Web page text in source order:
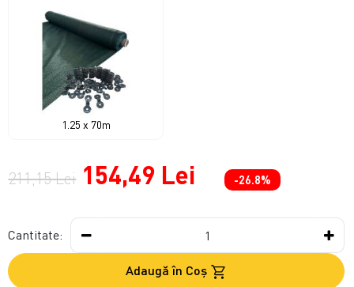
1.25 x 70m
211,15 Lei 154,49 Lei -26.8%
Cantitate:
Adaugă în Coş